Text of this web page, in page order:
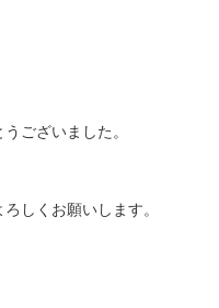
ございました。
しくお願いします。